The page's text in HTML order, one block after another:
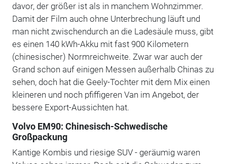
davor, der größer ist als in manchem Wohnzimmer.
Damit der Film auch ohne Unterbrechung läuft und
man nicht zwischendurch an die Ladesäule muss, gibt
es einen 140 kWh-Akku mit fast 900 Kilometern
(chinesischer) Normreichweite. Zwar war auch der
Grand schon auf einigen Messen außerhalb Chinas zu
sehen, doch hat die Geely-Tochter mit dem Mix einen
kleineren und noch pfiffigeren Van im Angebot, der
bessere Export-Aussichten hat.
Volvo EM90: Chinesisch-Schwedische
Großpackung
Kantige Kombis und riesige SUV - geräumig waren